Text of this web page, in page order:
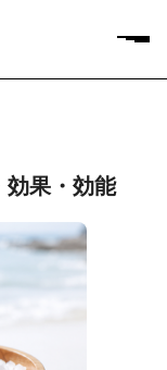
効果・効能